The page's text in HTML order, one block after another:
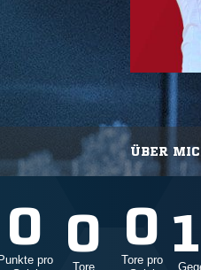
ÜBER
0
Punkte pro
0
Tore
0
Tore pro